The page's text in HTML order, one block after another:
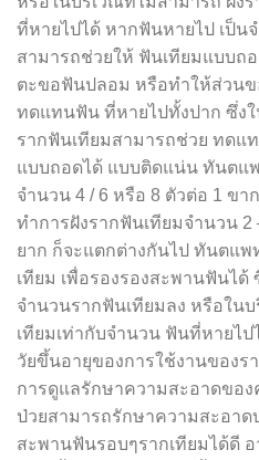
ที่หายไปได้ หากฟันหายไป เป็น
สามารถช่วยให้ ฟันเทียมแบบถ
ตะขอฟันปลอม หรือทำให้ส่วนข
ทดแทนฟัน ที่หายไปทั้งปาก ซึ่ง
รากฟันเทียมสามารถช่วย ทดแ
แบบถอดได้ แบบติดแน่น ทันตแ
จำนวน 4 / 6 หรือ 8 ตัวต่อ 1 ขา
ทำการฝังรากฟันเทียมจำนวน 2
ยาก ก็จะแตกต่างกันไป ทันตแ
เทียม เพื่อรองรองสะพานฟันไ
จำนวนรากฟันเทียมลง หรือใน
เทียมเท่ากับจำนวน ฟันที่หายไ
วัยขึ้นอายุของการใช้งานของร
การดูแลรักษาความสะอาดของ
ป่วยสามารถรักษาความสะอา
สะพานฟันรอบๆรากเทียมได้ดี